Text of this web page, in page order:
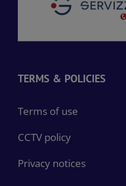
TERMS & POLICIES
Terms of use
CCTV policy
Privacy notices